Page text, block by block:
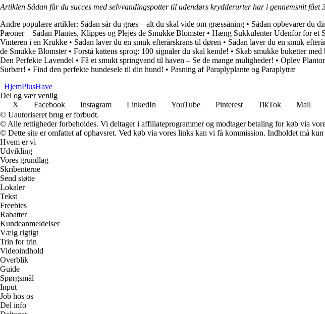
Artiklen Sådan får du succes med selvvandingspotter til udendørs krydderurter har i gennemsnit fået
Andre populære artikler: Sådan sår du græs – alt du skal vide om græssåning • Sådan opbevarer du
Pæoner – Sådan Plantes, Klippes og Plejes de Smukke Blomster• Hæng Sukkulenter Udenfor for et
Vinteren i en Krukke • Sådan laver du en smuk efterårskrans til døren • Sådan laver du en smuk
de Smukke Blomster• Forstå kattens sprog: 100 signaler du skal kende! • Skab smukke buketter
Den Perfekte Lavendel • Få et smukt springvand til haven – Se de mange muligheder! • Oplev
Surbær! • Find den perfekte hundesele til din hund! • Pasning af Paraplyplante og Paraplytræ
HjemPlusHave
Del og vær venlig
X
Facebook Instagram LinkedIn YouTube Pinterest TikTok Mail
© Uautoriseret brug er forbudt.
© Alle rettigheder forbeholdes. Vi deltager i affiliateprogrammer og modtager betaling for køb via
© Dette site er omfattet af ophavsret. Ved køb via vores links kan vi få kommission. Indholdet må
Hvem er vi
Udvikling
Vores grundlag
Skribenterne
Send støtte
Lokaler
Tekst
Freebies
Rabatter
Kundeanmeldelser
Vælg rigtigt
Trin for trin
Videoindhold
Overblik
Guide
Spørgsmål
Input
Job hos os
Del info